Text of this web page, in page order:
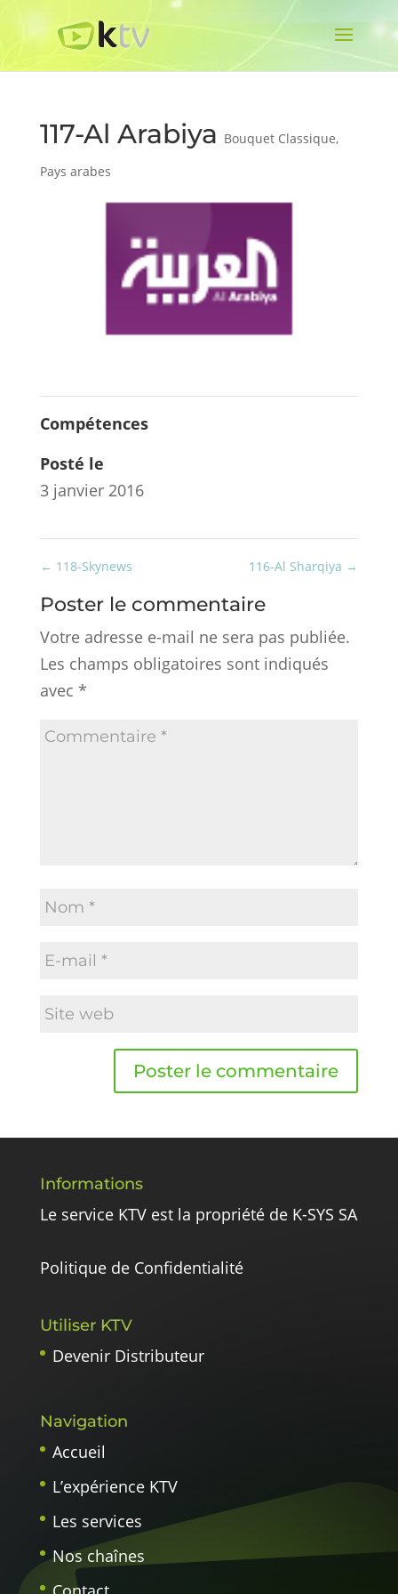
117-Al Arabiya Bouquet Classique,
Pays arabes
Compétences
Posté le
3 janvier 2016
← 118-Skynews 116-Al Sharqiya →
Poster le commentaire
Votre adresse e-mail ne sera pas publiée.
Les champs obligatoires sont indiqués
avec *
Informations
Le service KTV est la propriété de K-SYS SA
Politique de Confidentialité
Utiliser KTV
Devenir Distributeur
Navigation
Accueil
L’expérience KTV
Les services
Nos chaînes